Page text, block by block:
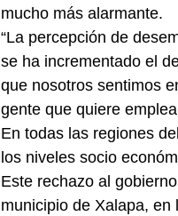
mucho más alarmante.
“La percepción de
se ha incrementado el
que nosotros sentimos
gente que quiere
En todas las regiones
los niveles socio
Este rechazo al
municipio de Xalapa,